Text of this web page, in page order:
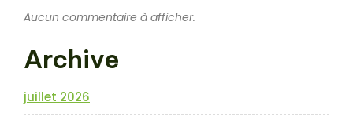
Aucun commentaire à afficher.
Archive
juillet 2026